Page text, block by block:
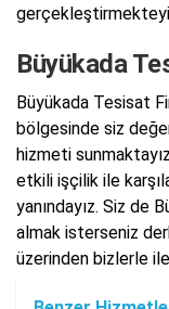
Büyükada
Büyükada Tesisat
bölgesinde siz
hizmeti
etkili işçilik ile
yanındayız. Siz de
almak isterseniz
üzerinden bizlerle